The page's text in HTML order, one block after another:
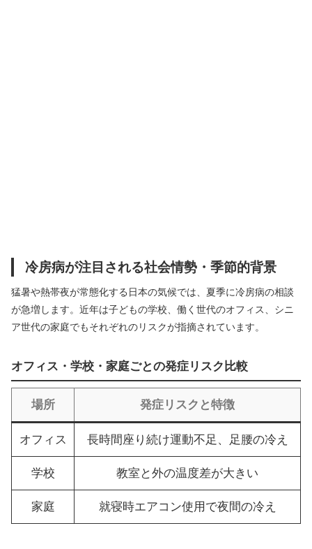
冷房病が注目される社会情勢・季節的背景
猛暑や熱帯夜が常態化する日本の気候では、夏季に冷房病の相談
が急増します。近年は子どもの学校、働く世代のオフィス、シニ
ア世代の家庭でもそれぞれのリスクが指摘されています。
オフィス・学校・家庭ごとの発症リスク比較
場所 発症リスクと特徴
オフィス 長時間座り続け運動不足、足腰の冷え
学校 教室と外の温度差が大きい
家庭 就寝時エアコン使用で夜間の冷え